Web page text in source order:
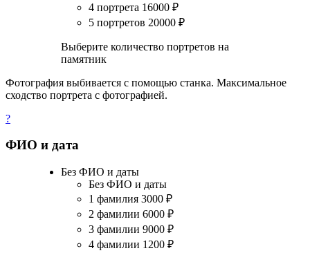
4 портрета 16000 ₽
5 портретов 20000 ₽
Выберите количество портретов на
памятник
Фотография выбивается с помощью станка. Максимальное
сходство портрета с фотографией.
?
ФИО и дата
Без ФИО и даты
Без ФИО и даты
1 фамилия 3000 ₽
2 фамилии 6000 ₽
3 фамилии 9000 ₽
4 фамилии 1200 ₽